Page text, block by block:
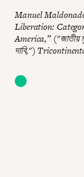
Manuel
Liberation:
America,” ("জাতীয়
দাবি,")